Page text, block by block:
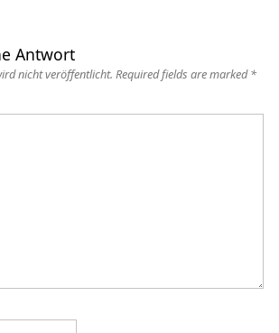
Antwort
nicht veröffentlicht. Required fields are marked*